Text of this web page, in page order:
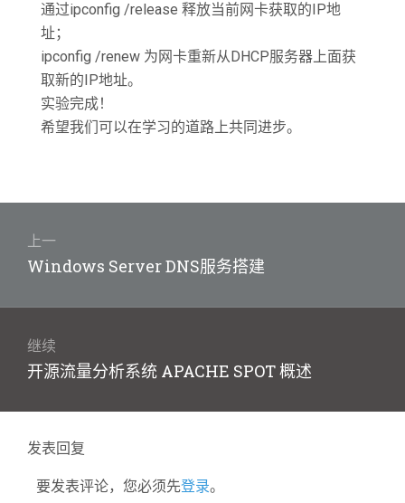
通过ipconfig /release 释放当前网卡获取的IP地
址；
ipconfig /renew 为网卡重新从DHCP服务器上面获
取新的IP地址。
实验完成！
希望我们可以在学习的道路上共同进步。
航
上一
上
文
章：
Windows Server DNS服务搭建
继续
下
文
章：
开源流量分析系统 APACHE SPOT 概述
发表回复
要发表评论，您必须先登录。